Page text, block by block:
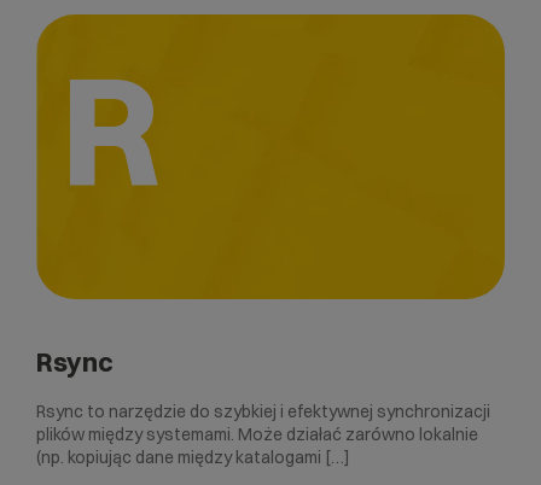
R
Rsync
Rsync to narzędzie do szybkiej i efektywnej synchronizacji
plików między systemami. Może działać zarówno lokalnie
(np. kopiując dane między katalogami […]